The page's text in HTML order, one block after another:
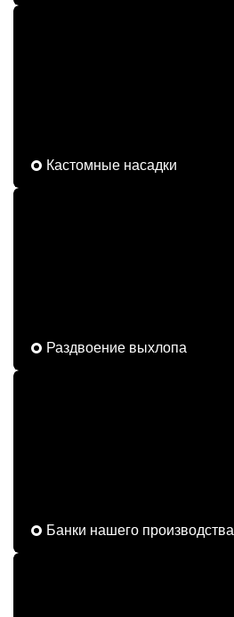
Кастомные насадки
Раздвоение выхлопа
Банки нашего производства